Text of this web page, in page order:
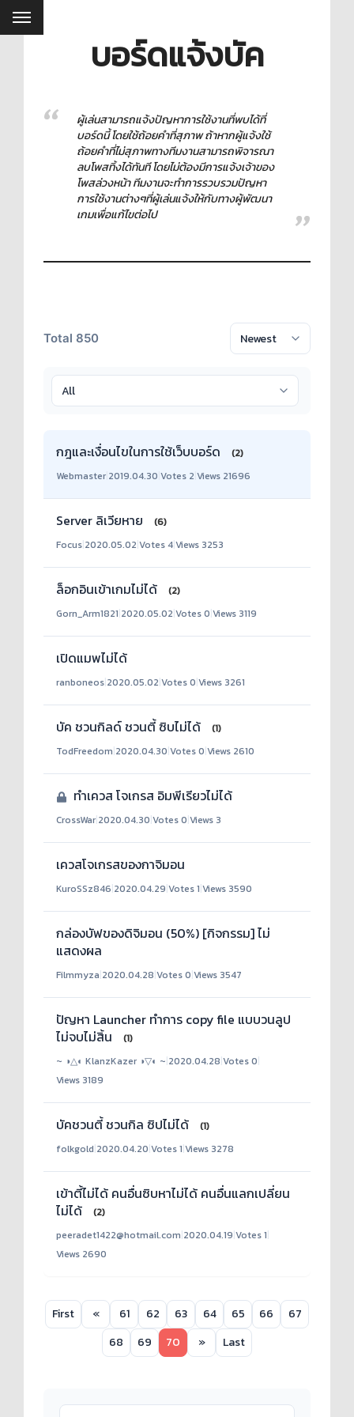
บอร์ดแจ้งบัค
ผู้เล่นสามารถแจ้งปัญหาการใช้งานที่พบได้ที่
บอร์ดนี้ โดยใช้ถ้อยคำที่สุภาพ ถ้าหากผู้แจ้งใช้
ถ้อยคำที่ไม่สุภาพทางทีมงานสามารถพิจารณา
ลบโพสทิ้งได้ทันที โดยไม่ต้องมีการแจ้งเจ้าของ
โพสล่วงหน้า ทีมงานจะทำการรวบรวมปัญหา
การใช้งานต่างๆที่ผู้เล่นแจ้งให้กับทางผู้พัฒนา
เกมเพื่อแก้ไขต่อไป
Total 850
กฎและเงื่อนไขในการใช้เว็บบอร์ด
(2)
Webmaster 2019.04.30 Votes 2 Views 21696
Server ลิเวียหาย
(6)
Focus|2020.05.02|Votes 4|Views 3253
ล็อกอินเข้าเกมไม่ได้
(2)
Gorn_Arm1821|2020.05.02|Votes 0|Views 3119
เปิดแมพไม่ได้
ranboneos|2020.05.02|Votes 0|Views 3261
บัค ชวนกิลด์ ชวนตี้ ซิบไม่ได้
(1)
TodFreedom|2020.04.30|Votes 0|Views 2610
ทำเควส โจเกรส อิมพีเรียวไม่ได้
CrossWar|2020.04.30|Votes 0|Views 3
เควสโจเกรสของกาจิมอน
KuroSSz846|2020.04.29|Votes 1|Views 3590
กล่องบัฟของดิจิมอน (50%) [กิจกรรม] ไม่
แสดงผล
Filmmyza|2020.04.28|Votes 0|Views 3547
ปัญหา Launcher ทำการ copy file แบบวนลูป
ไม่จบไม่สิ้น
(1)
~ ◑△◐ KlanzKazer ◑▽◐ ~|2020.04.28|Votes 0|
Views 3189
บัคชวนตี้ ชวนกิล ซิปไม่ได้
(1)
folkgold|2020.04.20|Votes 1|Views 3278
เข้าตี้ไม่ได้ คนอื่นซิบหาไม่ได้ คนอื่นแลกเปลี่ยน
ไม่ได้
(2)
peeradet1422@hotmail.com|2020.04.19|Votes 1|
Views 2690
First « 61 62 63 64 65 66
67
68
69 70 » Last